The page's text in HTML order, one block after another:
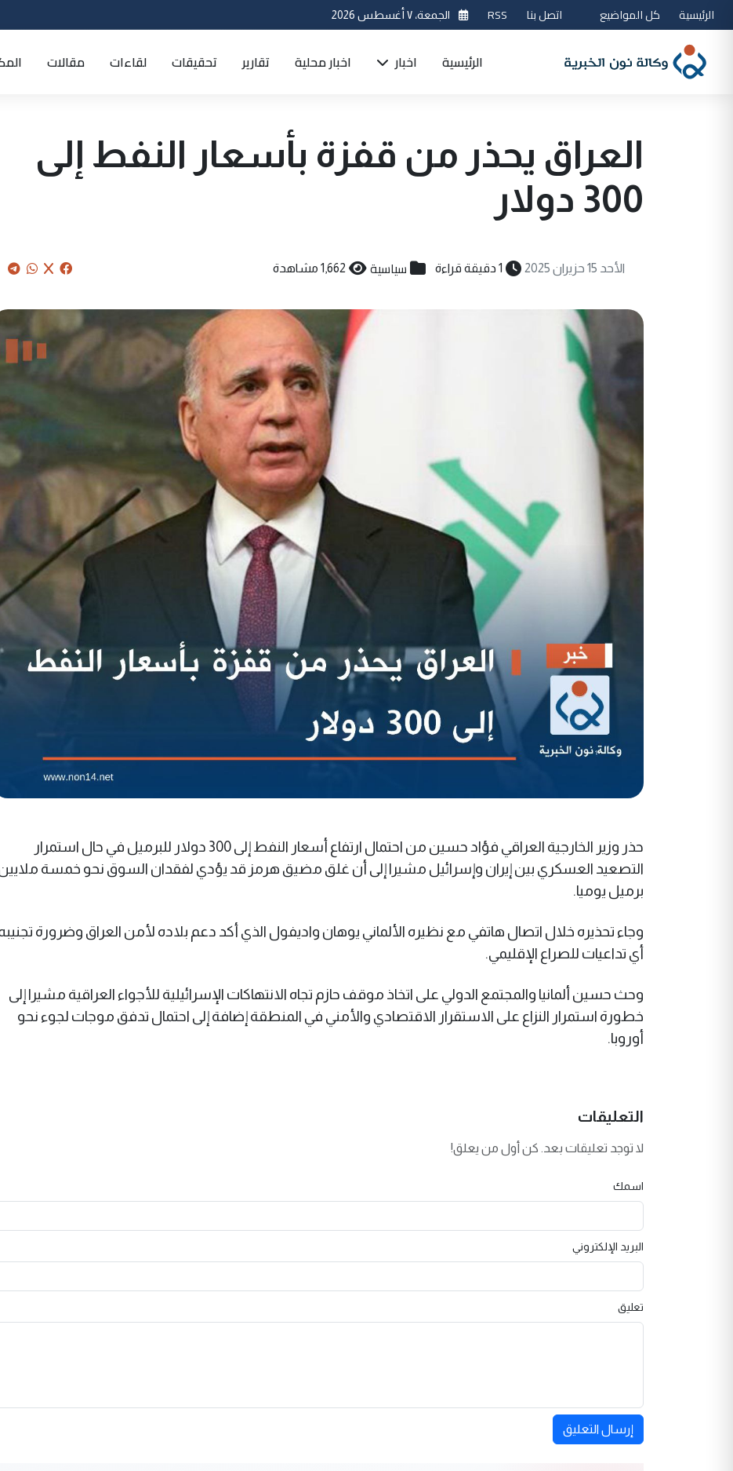
الرئيسية كل المواضيع اتصل بنا RSS الجمعة، ٧ أغسطس 2026
الرئيسية اخبار اخبار محلية تقارير تحقيقات لقاءات مقالات
العراق يحذر من قفزة بأسعار النفط إلى
300 دولار
الأحد 15 حزيران 2025 1 دقيقة قراءة سياسية 1,662 مشاهدة
حذر وزير الخارجية العراقي فؤاد حسين من احتمال ارتفاع أسعار النفط إلى 300 دولار للبرميل في حال استمرار
التصعيد العسكري بين إيران وإسرائيل مشيرا إلى أن غلق مضيق هرمز قد يؤدي لفقدان السوق نحو خمسة
برميل يوميا.
وجاء تحذيره خلال اتصال هاتفي مع نظيره الألماني يوهان واديفول الذي أكد دعم بلاده لأمن العراق وضرورة
أي تداعيات للصراع الإقليمي.
وحث حسين ألمانيا والمجتمع الدولي على اتخاذ موقف حازم تجاه الانتهاكات الإسرائيلية للأجواء العراقية مشيرا إلى
خطورة استمرار النزاع على الاستقرار الاقتصادي والأمني في المنطقة إضافة إلى احتمال تدفق موجات لجوء نحو
أوروبا.
التعليقات
لا توجد تعليقات بعد. كن أول من يعلق!
اسمك
البريد الإلكتروني
تعليق
إرسال التعليق